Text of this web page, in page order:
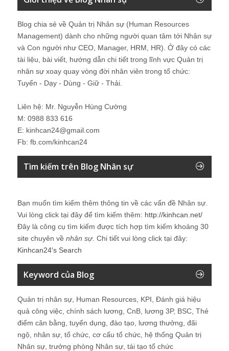
Blog chia sẻ về Quản trị Nhân sự (Human Resources
Management) dành cho những người quan tâm tới Nhân sự
và Con người như CEO, Manager, HRM, HR). Ở đây có các
tài liệu, bài viết, hướng dẫn chi tiết trong lĩnh vực Quản trị
nhân sự xoay quay vòng đời nhân viên trong tổ chức:
Tuyển - Dạy - Dùng - Giữ - Thải.
Liên hệ: Mr. Nguyễn Hùng Cường
M: 0988 833 616
E: kinhcan24@gmail.com
Fb: fb.com/kinhcan24
Tìm kiếm trên Blog Nhân sự
Bạn muốn tìm kiếm thêm thông tin về các vấn đề Nhân sự
Vui lòng click tại đây để tìm kiếm thêm: http://kinhcan.net/
Đây là công cụ tìm kiếm được tích hợp tìm kiếm khoảng 30
site chuyên về nhân sự. Chi tiết vui lòng click tại đây:
Kinhcan24′s Search
Keyword của Blog
Quản trị nhân sự, Human Resources, KPI, Đánh giá hiệu
quả công việc, chính sách lương, CnB, lương 3P, BSC, Thẻ
điểm cân bằng, tuyển dụng, đào tạo, lương thưởng, đãi
ngộ, nhân sự, tổ chức, cơ cấu tổ chức, hệ thống Quản trị
Nhân sự, trưởng phòng Nhân sự, tái tạo tổ chức